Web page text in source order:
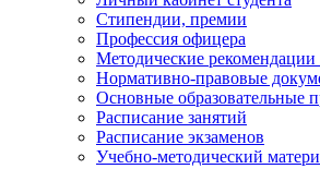
Стипендии, премии
Профессия офицера
Методические рекомендации
Нормативно-правовые
Основные образовательные
Расписание занятий
Расписание экзаменов
Учебно-методический